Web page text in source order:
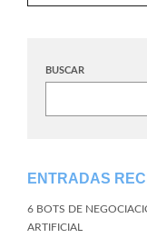
BUSCAR
ENTRADAS
6 BOTS DE
ARTIFICIAL